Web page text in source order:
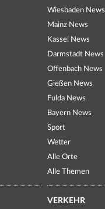
Wiesbaden News
Mainz News
Kassel News
Darmstadt News
Offenbach News
Gießen News
Fulda News
Bayern News
Sport
Wetter
Alle Orte
Alle Themen
VERKEHR